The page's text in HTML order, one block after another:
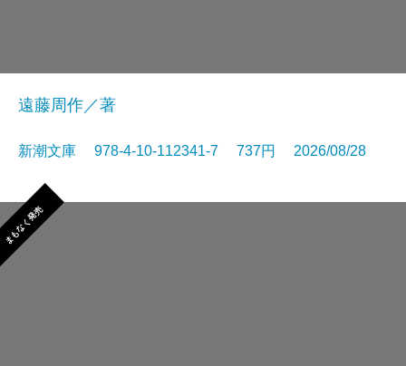
遠藤周作／著
新潮文庫 978-4-10-112341-7 737円 2026/08/28
まもなく発売